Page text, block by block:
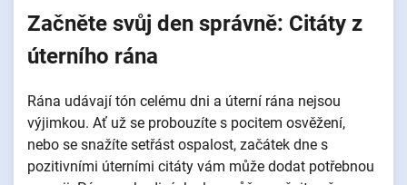
Začněte svůj den správně: Citáty z
úterního rána
Rána udávají tón celému dni a úterní rána nejsou
výjimkou. Ať už se probouzíte s pocitem osvěžení,
nebo se snažíte setřást ospalost, začátek dne s
pozitivními úterními citáty vám může dodat potřebnou